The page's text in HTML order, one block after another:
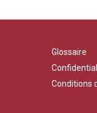
Glossaire
Conditions